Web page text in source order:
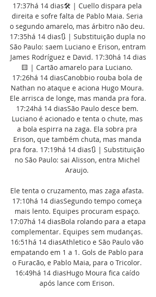
17:37há 14 dias🛠 | Cuello dispara pela
direita e sofre falta de Pablo Maia. Seria
o segundo amarelo, mas árbitro não deu.
17:35há 14 dias🔃 | Substituição dupla no
São Paulo: saem Luciano e Erison, entram
James Rodríguez e David. 17:30há 14 dias
🟨 | Cartão amarelo para Luciano.
17:26há 14 diasCanobbio rouba bola de
Nathan no ataque e aciona Hugo Moura.
Ele arrisca de longe, mas manda pra fora.
17:24há 14 diasSão Paulo desce bem.
Luciano é acionado e tenta o chute, mas
a bola espirra na zaga. Ela sobra pra
Erison, que também chuta, mas manda
pra fora. 17:19há 14 dias🔃 | Substituição
no São Paulo: sai Alisson, entra Michel
Araujo.
Ele tenta o cruzamento, mas zaga afasta.
17:10há 14 diasSegundo tempo começa
mais lento. Equipes procuram espaço.
17:07há 14 diasBola rolando para a etapa
complementar. Equipes sem mudanças.
16:51há 14 diasAthletico e São Paulo vão
empatando em 1 a 1. Gols de Pablo para
o Furacão, e Pablo Maia, para o Tricolor.
16:49há 14 diasHugo Moura fica caído
após lance com Erison.